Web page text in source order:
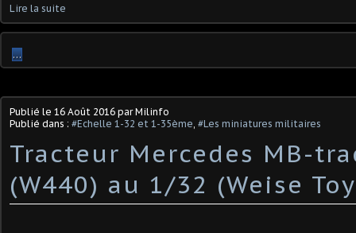
Lire la suite
…
Publié le 16 Août 2016 par Milinfo
Publié dans : #Echelle 1-32 et 1-35ème, #Les miniatures militaires
Tracteur Mercedes MB-
(W440) au 1/32 (Weise